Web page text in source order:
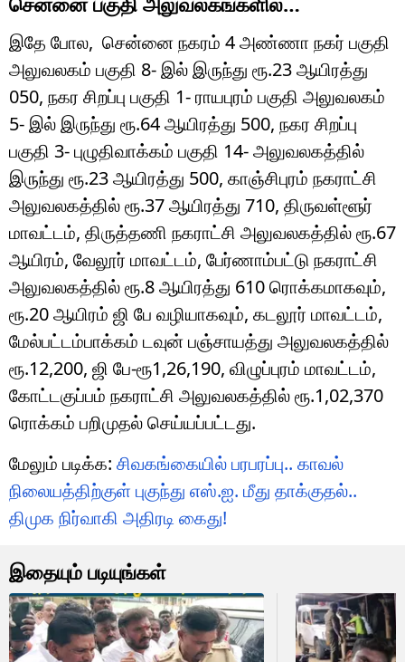
இதே போல, சென்னை நகரம் 4 அண்ணா நகர் பகுதி
அலுவலகம் பகுதி 8- இல் இருந்து ரூ.23 ஆயிரத்து
050, நகர சிறப்பு பகுதி 1- ராயபுரம் பகுதி அலுவலகம்
5- இல் இருந்து ரூ.64 ஆயிரத்து 500, நகர சிறப்பு
பகுதி 3- புழுதிவாக்கம் பகுதி 14- அலுவலகத்தில்
இருந்து ரூ.23 ஆயிரத்து 500, காஞ்சிபுரம் நகராட்சி
அலுவலகத்தில் ரூ.37 ஆயிரத்து 710, திருவள்ளூர்
மாவட்டம், திருத்தணி நகராட்சி அலுவலகத்தில் ரூ.67
ஆயிரம், வேலூர் மாவட்டம், பேர்ணாம்பட்டு நகராட்சி
அலுவலகத்தில் ரூ.8 ஆயிரத்து 610 ரொக்கமாகவும்,
ரூ.20 ஆயிரம் ஜி பே வழியாகவும், கடலூர் மாவட்டம்,
மேல்பட்டம்பாக்கம் டவுன் பஞ்சாயத்து அலுவலகத்தில்
ரூ.12,200, ஜி பே-ரூ1,26,190, விழுப்புரம் மாவட்டம்,
கோட்டகுப்பம் நகராட்சி அலுவலகத்தில் ரூ.1,02,370
ரொக்கம் பறிமுதல் செய்யப்பட்டது.
மேலும் படிக்க: சிவகங்கையில் பரபரப்பு.. காவல்
நிலையத்திற்குள் புகுந்து எஸ்.ஐ. மீது தாக்குதல்..
திமுக நிர்வாகி அதிரடி கைது!
இதையும் படியுங்கள்